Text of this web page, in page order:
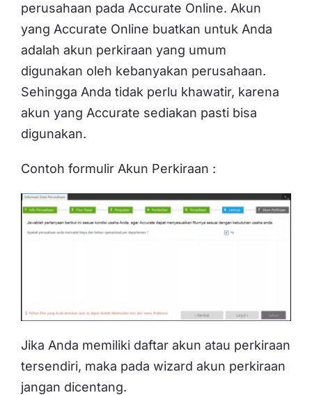
perusahaan pada Accurate Online. Akun
yang Accurate Online buatkan untuk Anda
adalah akun perkiraan yang umum
digunakan oleh kebanyakan perusahaan.
Sehingga Anda tidak perlu khawatir, karena
akun yang Accurate sediakan pasti bisa
digunakan.
Contoh formulir Akun Perkiraan :
Jika Anda memiliki daftar akun atau perkiraan
tersendiri, maka pada wizard akun perkiraan
jangan dicentang.